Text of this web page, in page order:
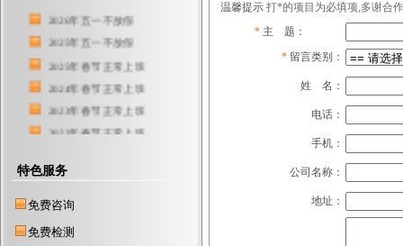
2026年五一不放假
2025年五一不放假
2022年春节正常上班
2021年春节放假时间
2017春节放假1月19
特色服务
免费咨询
免费检测
温馨提示 打*的项目为必填项,多谢合
* 主 题：
* 留言类别：
姓 名：
电话：
手机：
公司名称：
地址：